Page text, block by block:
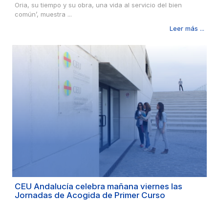
Oria, su tiempo y su obra, una vida al servicio del bien
común’, muestra ...
Leer más ...
CEU Andalucía celebra mañana viernes las
Jornadas de Acogida de Primer Curso